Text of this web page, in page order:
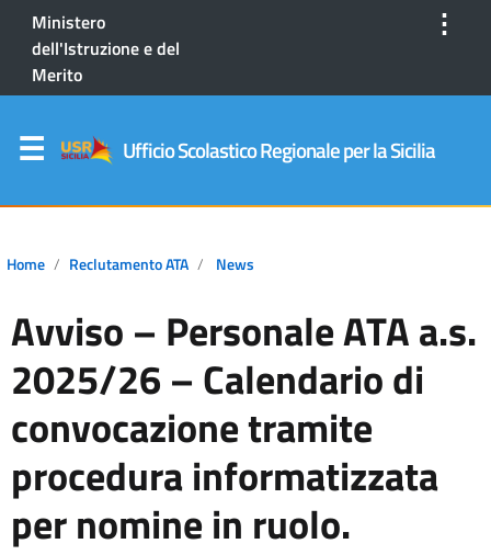
Ministero
dell'Istruzione e del
Merito
⋮
Ufficio Scolastico Regionale per la Sicilia
Home Reclutamento ATA News
Avviso – Personale ATA a.s.
2025/26 – Calendario di
convocazione tramite
procedura informatizzata
per nomine in ruolo.